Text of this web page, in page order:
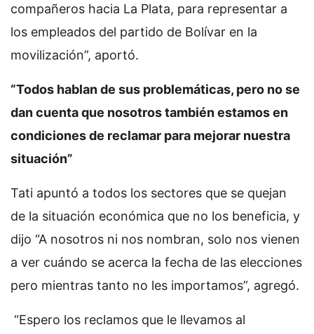
compañeros hacia La Plata, para representar a
los empleados del partido de Bolívar en la
movilización”, aportó.
“Todos hablan de sus problemáticas, pero no se
dan cuenta que nosotros también estamos en
condiciones de reclamar para mejorar nuestra
situación”
Tati apuntó a todos los sectores que se quejan
de la situación económica que no los beneficia, y
dijo “A nosotros ni nos nombran, solo nos vienen
a ver cuándo se acerca la fecha de las elecciones
pero mientras tanto no les importamos”, agregó.
“Espero los reclamos que le llevamos al